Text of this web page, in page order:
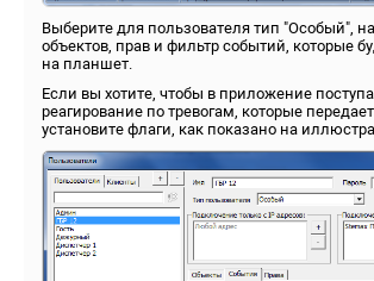
Выберите для пользователя тип "Особый",
объектов, прав и фильтр событий, которые
на планшет.
Если вы хотите, чтобы в приложение
реагирование по тревогам, которые
установите флаги, как показано на